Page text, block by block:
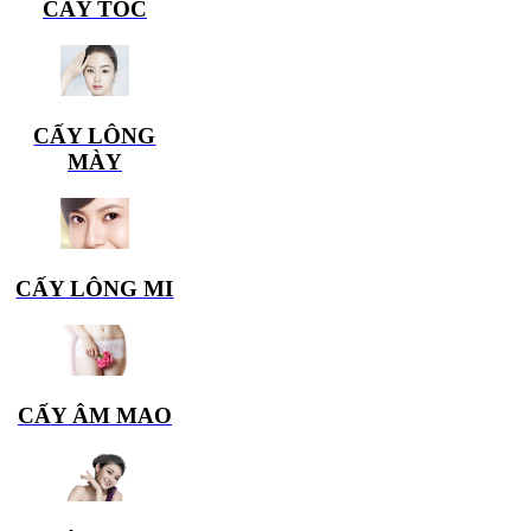
sẽ được bác sĩ nâng đầu mũi và thân mũi cao lên
cho phù hợp với gương mặt.
Nâng mũi đòi hỏi một ánh mắt nghệ thuật rất cao
để đánh giá hình ảnh chiếc mũi trên mỗi bệnh
nhân có thích ứng với từng khách hàng hay
CẤY TÓC
CẤY LÔNG
MÀY
CẤY LÔNG MI
CẤY ÂM MAO